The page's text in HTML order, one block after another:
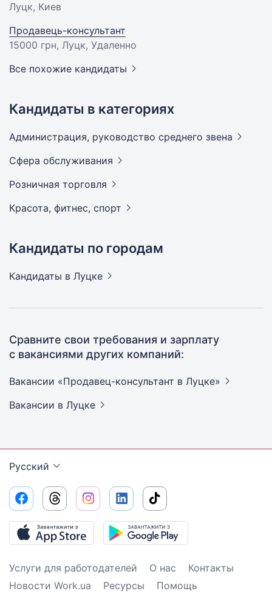
Луцк, Киев
Продавець-консультант
15000 грн, Луцк, Удаленно
Все похожие кандидаты
Кандидаты в категориях
Администрация, руководство среднего звена
Сфера обслуживания
Розничная торговля
Красота, фитнес, спорт
Кандидаты по городам
Кандидаты в Луцке
Сравните свои требования и зарплату
с вакансиями других компаний:
Вакансии «Продавец-консультант в Луцке»
Вакансии в Луцке
Русский
Услуги для работодателей О нас
Контакты
Новости Work.ua
Ресурсы Помощь